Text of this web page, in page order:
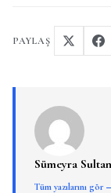
PAYLAŞ
Sümeyra
Tüm yazılarını gör